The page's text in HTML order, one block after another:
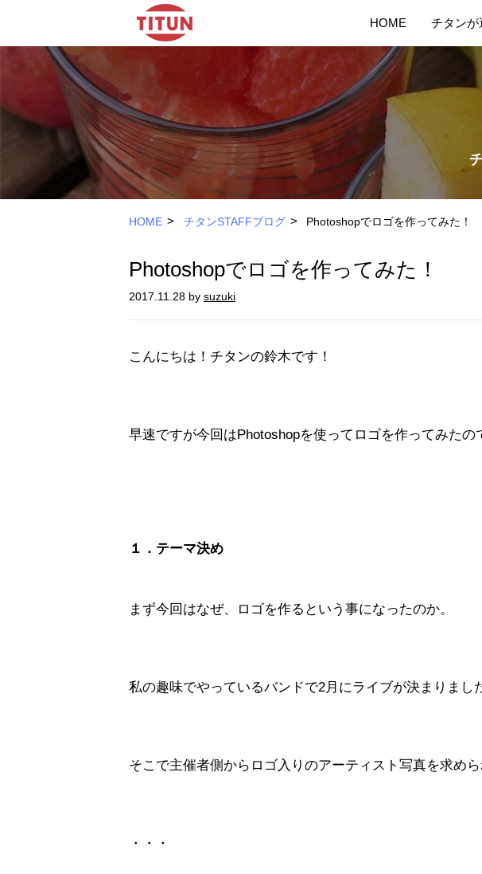
HOME チタンが
HOME > チタンSTAFFブログ > Photoshopでロゴを作ってみた！
Photoshopでロゴを作ってみた！
2017.11.28 by suzuki
こんにちは！チタンの鈴木です！
早速ですが今回はPhotoshopを使ってロゴを作ってみたの
１．テーマ決め
まず今回はなぜ、ロゴを作るという事になったのか。
私の趣味でやっているバンドで2月にライブが決まりまし
そこで主催者側からロゴ入りのアーティスト写真を求めら
・・・